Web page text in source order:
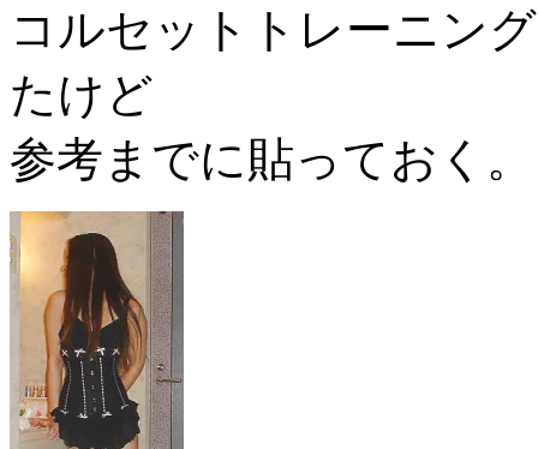
コルセットトレーニン
たけど
参考までに貼っておく。